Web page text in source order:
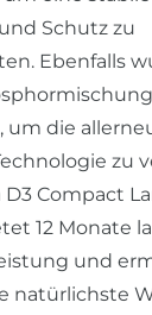
Schutz zu
Ebenfalls
um die
zu
D3 Compact
12 Monate
und
natürlichste